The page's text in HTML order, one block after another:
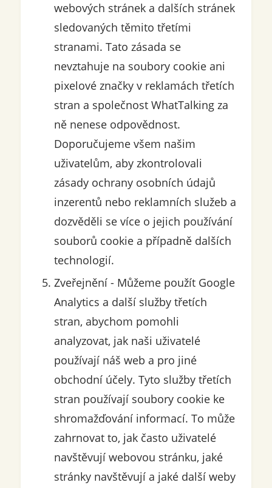
webových stránek a dalších stránek
sledovaných těmito třetími
stranami. Tato zásada se
nevztahuje na soubory cookie ani
pixelové značky v reklamách třetích
stran a společnost WhatTalking za
ně nenese odpovědnost.
Doporučujeme všem našim
uživatelům, aby zkontrolovali
zásady ochrany osobních údajů
inzerentů nebo reklamních služeb a
dozvěděli se více o jejich používání
souborů cookie a případně dalších
technologií.
Zveřejnění - Můžeme použít Google
Analytics a další služby třetích
stran, abychom pomohli
analyzovat, jak naši uživatelé
používají náš web a pro jiné
obchodní účely. Tyto služby třetích
stran používají soubory cookie ke
shromažďování informací. To může
zahrnovat to, jak často uživatelé
navštěvují webovou stránku, jaké
stránky navštěvují a jaké další weby